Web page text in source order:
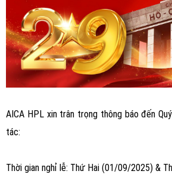
AICA HPL xin trân trọng thông báo đến
tác:
Thời gian nghỉ lễ: Thứ Hai (01/09/2025) &